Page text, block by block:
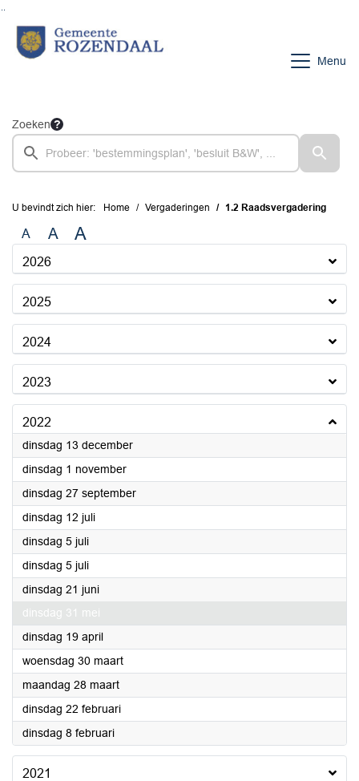
Menu
Zoeken
U bevindt zich hier: Home Vergaderingen 1.2 Raadsvergadering
A A A
2026
2025
2024
2023
2022
dinsdag 13 december2022
dinsdag 1 november2022
dinsdag 27 september2022
dinsdag 12 juli2022
dinsdag 5 juli2022
dinsdag 5 juli2022
dinsdag 21 juni2022
dinsdag 31 mei
dinsdag 19 april2022
woensdag 30 maart2022
maandag 28 maart2022
dinsdag 22 februari2022
dinsdag 8 februari2022
2021